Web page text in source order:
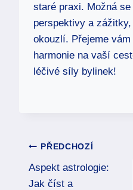
staré praxi. Možná
perspektivy a
okouzlí. Přejeme
harmonie na vaší
léčivé síly bylinek!
Navigace
pro
PŘEDCHOZÍ
Aspekt astrologie:
Jak číst a